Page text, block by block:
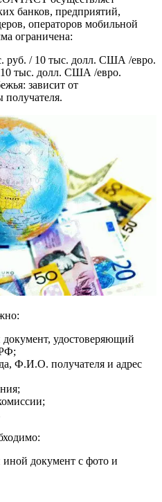
банков, предприятий,
операторов мобильной
ограничена:
руб. / 10 тыс. долл. США /евро.
тыс. долл. США /евро.
зависит от
получателя.
документ, удостоверяющий
Ф.И.О. получателя и адрес
иной документ с фото и